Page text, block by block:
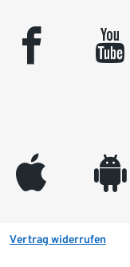
facebook youtube
appleinc android
Vertrag widerrufen